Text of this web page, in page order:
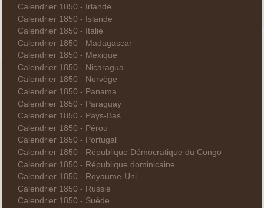
Calendrier 1850 - Irlande
Calendrier 1850 - Islande
Calendrier 1850 - Italie
Calendrier 1850 - Madagascar
Calendrier 1850 - Mexique
Calendrier 1850 - Nicaragua
Calendrier 1850 - Norvège
Calendrier 1850 - Panama
Calendrier 1850 - Paraguay
Calendrier 1850 - Pays-Bas
Calendrier 1850 - Pérou
Calendrier 1850 - Portugal
Calendrier 1850 - République Démocratique du Congo
Calendrier 1850 - République dominicaine
Calendrier 1850 - Royaume-Uni
Calendrier 1850 - Russie
Calendrier 1850 - Suède